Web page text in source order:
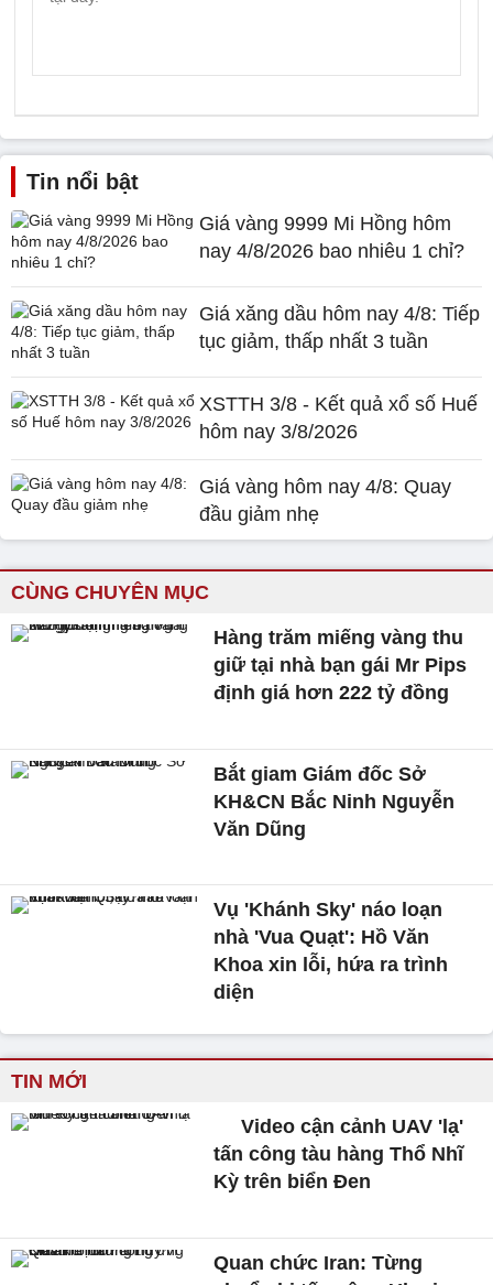
Tin nổi bật
Giá vàng 9999 Mi Hồng hôm
nay 4/8/2026 bao nhiêu 1 chỉ?
Giá xăng dầu hôm nay 4/8: Tiếp
tục giảm, thấp nhất 3 tuần
XSTTH 3/8 - Kết quả xổ số Huế
hôm nay 3/8/2026
Giá vàng hôm nay 4/8: Quay
đầu giảm nhẹ
CÙNG CHUYÊN MỤC
Hàng trăm miếng vàng thu
giữ tại nhà bạn gái Mr Pips
định giá hơn 222 tỷ đồng
Bắt giam Giám đốc Sở
KH&CN Bắc Ninh Nguyễn
Văn Dũng
Vụ 'Khánh Sky' náo loạn
nhà 'Vua Quạt': Hồ Văn
Khoa xin lỗi, hứa ra trình
diện
TIN MỚI
Video cận cảnh UAV 'lạ'
tấn công tàu hàng Thổ Nhĩ
Kỳ trên biển Đen
Quan chức Iran: Từng